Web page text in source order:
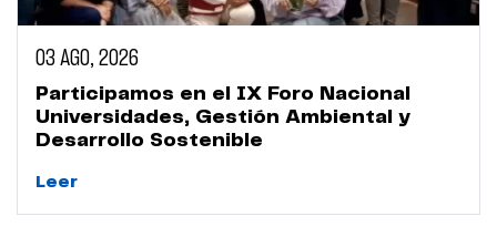
03 AGO, 2026
Participamos en el IX Foro Nacional
Universidades, Gestión Ambiental y
Desarrollo Sostenible
Leer